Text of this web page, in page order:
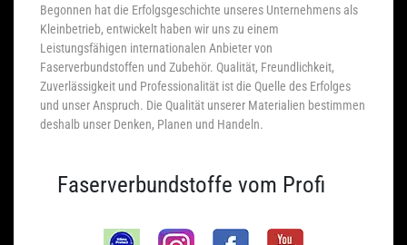
Begonnen hat die Erfolgsgeschichte unseres Unternehmens als
Kleinbetrieb, entwickelt haben wir uns zu einem
Leistungsfähigen internationalen Anbieter von
Faserverbundstoffen und Zubehör. Qualität, Freundlichkeit,
Zuverlässigkeit und Professionalität ist die Quelle des Erfolges
und unser Anspruch. Die Qualität unserer Materialien bestimmen
deshalb unser Denken, Planen und Handeln.
Faserverbundstoffe vom Profi